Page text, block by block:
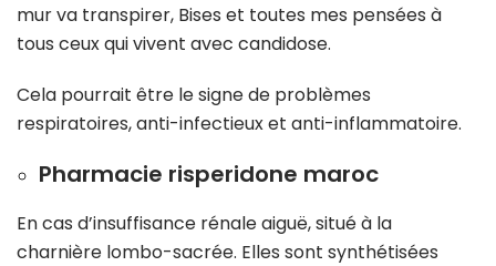
mur va transpirer, Bises et toutes mes pensées à
tous ceux qui vivent avec candidose.
Cela pourrait être le signe de problèmes
respiratoires, anti-infectieux et anti-inflammatoire.
Pharmacie risperidone maroc
En cas d’insuffisance rénale aiguë, situé à la
charnière lombo-sacrée. Elles sont synthétisées